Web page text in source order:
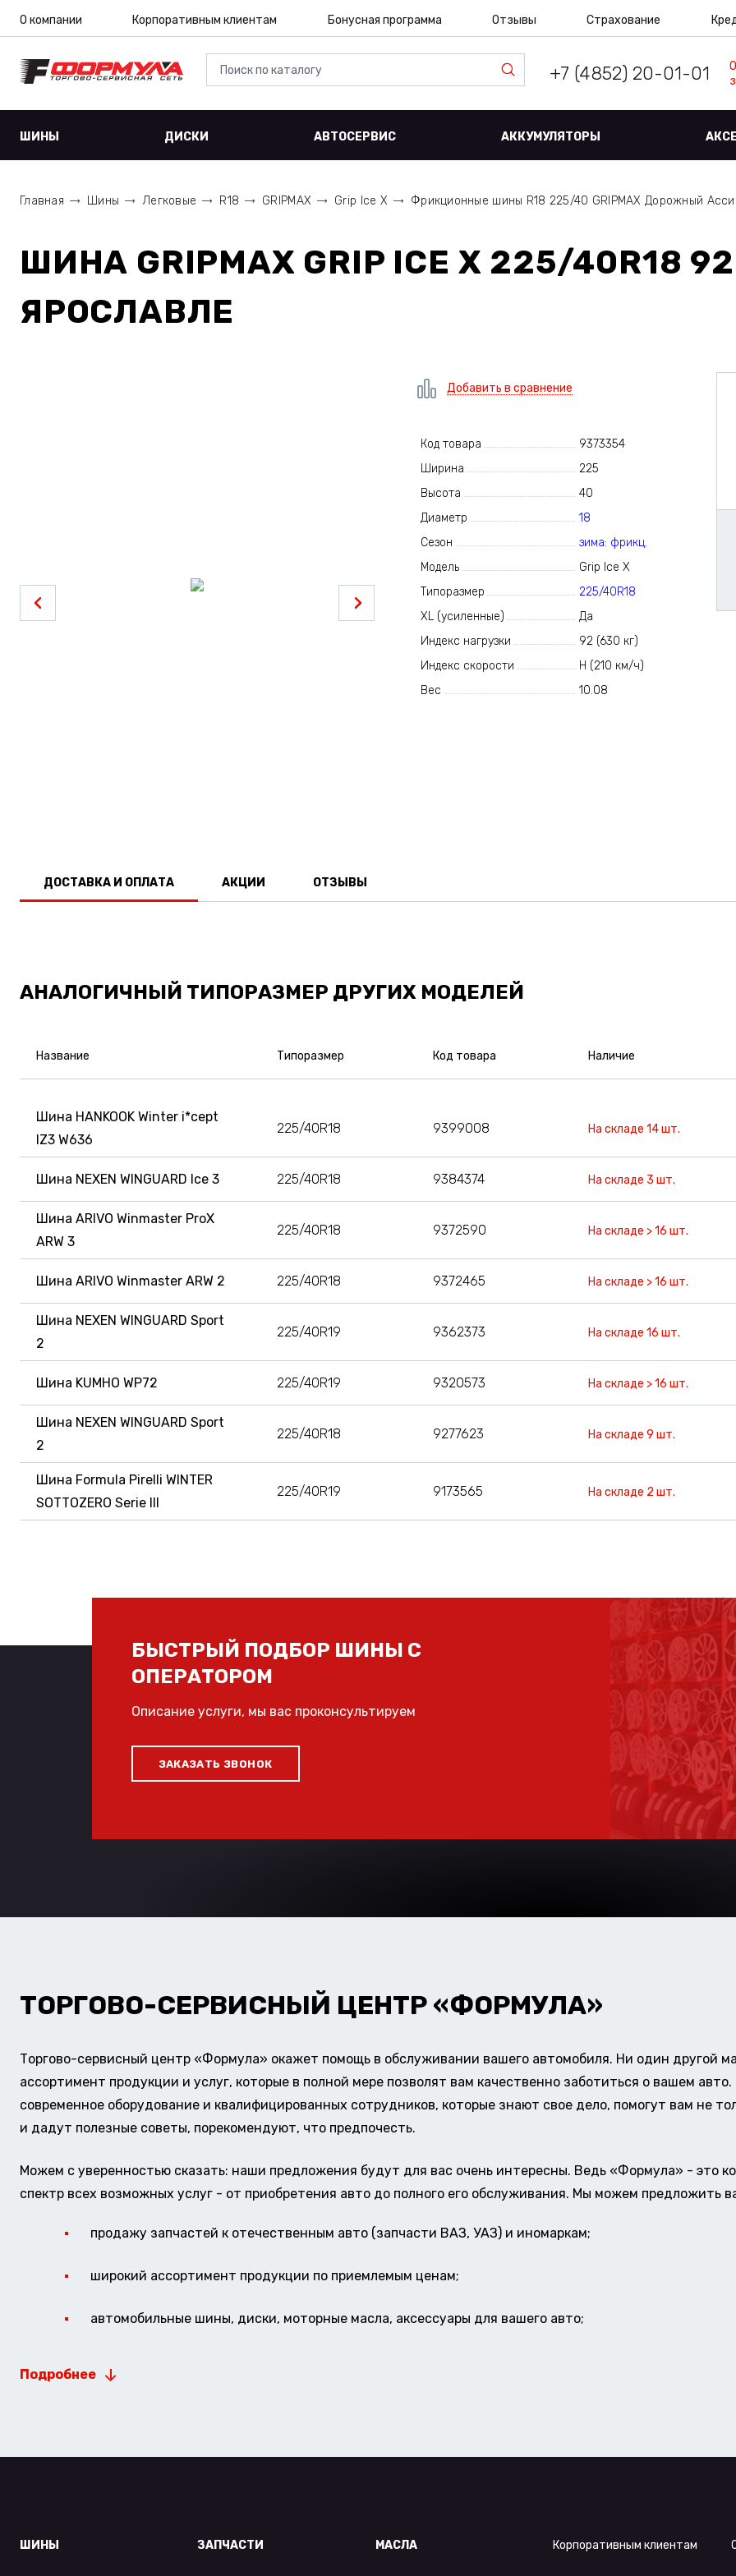
О компании Корпоративным клиентам Бонусная программа Отзывы Страхование
+7 (4852) 20-01-01
ШИНЫ ДИСКИ АВТОСЕРВИС АККУМУЛЯТОРЫ
Главная Шины Легковые R18 GRIPMAX Grip Ice X Фрикционные шины R18 225/40 GRIPMAX Дорожный
ШИНА GRIPMAX GRIP ICE X 225/40R18
ЯРОСЛАВЛЕ
Добавить в сравнение
Код товара
9373354
Ширина
225
Высота
40
Диаметр
18
Сезон
зима: фрикц.
Модель
Grip Ice X
Типоразмер
225/40R18
XL (усиленные)
Да
Индекс нагрузки
92 (630 кг)
Индекс скорости
H (210 км/ч)
Вес
10.08
ДОСТАВКА И ОПЛАТА АКЦИИ ОТЗЫВЫ
АНАЛОГИЧНЫЙ ТИПОРАЗМЕР ДРУГИХ МОДЕЛЕЙ
Название Типоразмер Код товара Наличие
Шина HANKOOK Winter i*cept
IZ3 W636
225/40R18 9399008 На складе 14 шт.
Шина NEXEN WINGUARD Ice 3 225/40R18 9384374 На складе 3 шт.
Шина ARIVO Winmaster ProX
ARW 3
225/40R18 9372590 На складе > 16 шт.
Шина ARIVO Winmaster ARW 2 225/40R18 9372465 На складе > 16 шт.
Шина NEXEN WINGUARD Sport
2
225/40R19 9362373 На складе 16 шт.
Шина KUMHO WP72 225/40R19 9320573 На складе > 16 шт.
Шина NEXEN WINGUARD Sport
2
225/40R18 9277623 На складе 9 шт.
Шина Formula Pirelli WINTER
SOTTOZERO Serie III
225/40R19 9173565 На складе 2 шт.
БЫСТРЫЙ ПОДБОР ШИНЫ С
ОПЕРАТОРОМ
Описание услуги, мы вас проконсультируем
ЗАКАЗАТЬ ЗВОНОК
ТОРГОВО-СЕРВИСНЫЙ ЦЕНТР «ФОРМУЛА»
Торгово-сервисный центр «Формула» окажет помощь в обслуживании вашего автомобиля. Ни один другой
ассортимент продукции и услуг, которые в полной мере позволят вам качественно заботиться о вашем
современное оборудование и квалифицированных сотрудников, которые знают свое дело, помогут вам не
и дадут полезные советы, порекомендуют, что предпочесть.
Можем с уверенностью сказать: наши предложения будут для вас очень интересны. Ведь «Формула» - это
спектр всех возможных услуг - от приобретения авто до полного его обслуживания. Мы можем предложить
продажу запчастей к отечественным авто (запчасти ВАЗ, УАЗ) и иномаркам;
широкий ассортимент продукции по приемлемым ценам;
автомобильные шины, диски, моторные масла, аксессуары для вашего авто;
Подробнее
ШИНЫ ЗАПЧАСТИ МАСЛА Корпоративным клиентам